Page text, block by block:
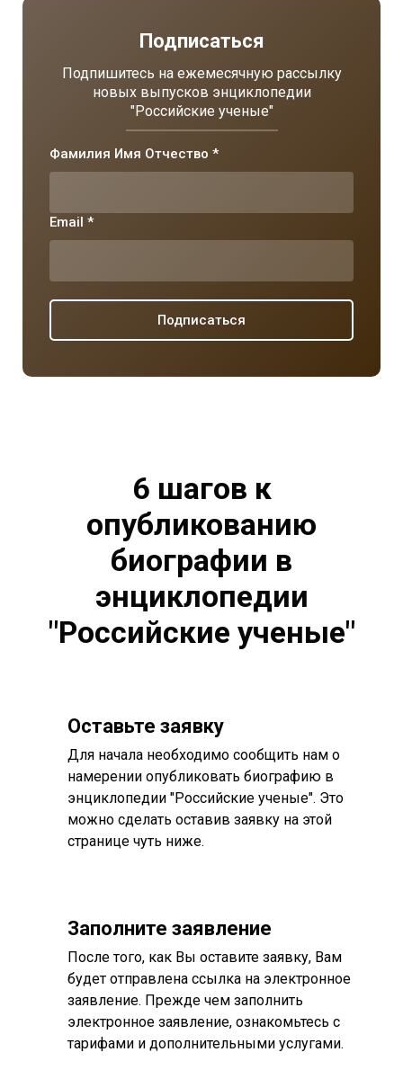
Подписаться
Подпишитесь на ежемесячную рассылку
новых выпусков энциклопедии
"Российские ученые"
Фамилия Имя Отчество *
Email *
Подписаться
6 шагов к
опубликованию
биографии в
энциклопедии
"Российские ученые"
Оставьте заявку
Для начала необходимо сообщить нам о
намерении опубликовать биографию в
энциклопедии "Российские ученые". Это
можно сделать оставив заявку на этой
странице чуть ниже.
Заполните заявление
После того, как Вы оставите заявку, Вам
будет отправлена ссылка на электронное
заявление. Прежде чем заполнить
электронное заявление, ознакомьтесь с
тарифами и дополнительными услугами.